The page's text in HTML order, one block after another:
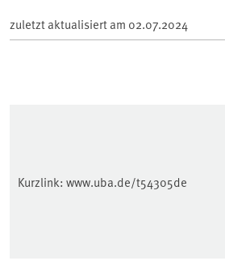
zuletzt aktualisiert am 02.07.2024
Kurzlink: www.uba.de/t54305de